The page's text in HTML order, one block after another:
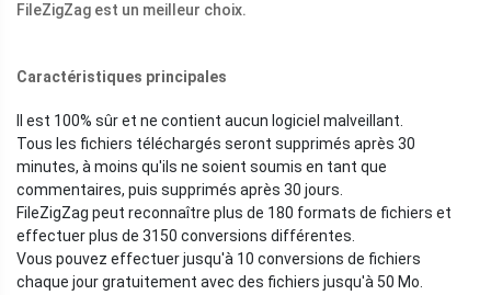
FileZigZag est un meilleur choix.
Caractéristiques principales
Il est 100% sûr et ne contient aucun logiciel malveillant.
Tous les fichiers téléchargés seront supprimés après 30
minutes, à moins qu'ils ne soient soumis en tant que
commentaires, puis supprimés après 30 jours.
FileZigZag peut reconnaître plus de 180 formats de fichiers et
effectuer plus de 3150 conversions différentes.
Vous pouvez effectuer jusqu'à 10 conversions de fichiers
chaque jour gratuitement avec des fichiers jusqu'à 50 Mo.